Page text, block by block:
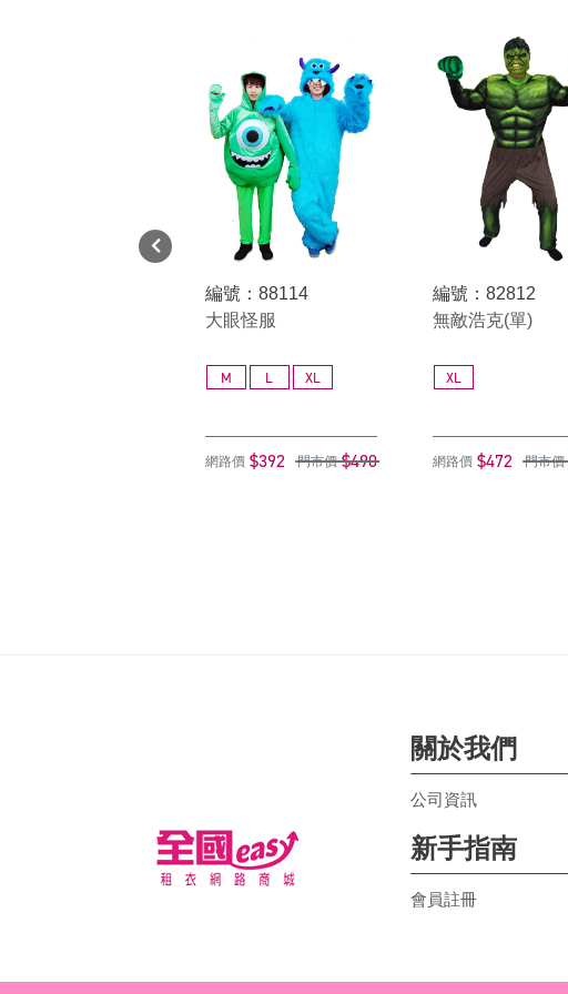
編號：88114
大眼怪服
M L XL
網路價 $392 門市價 $490
編號：82812
無敵浩克(單)
XL
網路價 $472 門市價
關於我們
公司資訊
新手指南
會員註冊